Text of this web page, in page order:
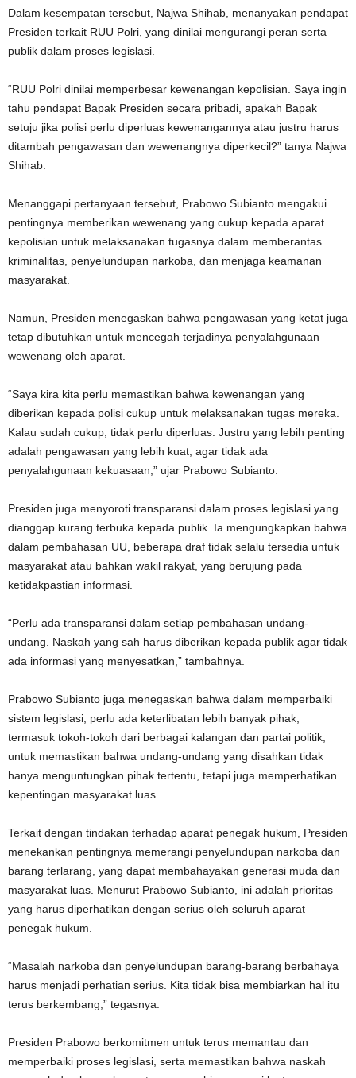
Dalam kesempatan tersebut, Najwa Shihab, menanyakan pendapat
Presiden terkait RUU Polri, yang dinilai mengurangi peran serta
publik dalam proses legislasi.
“RUU Polri dinilai memperbesar kewenangan kepolisian. Saya ingin
tahu pendapat Bapak Presiden secara pribadi, apakah Bapak
setuju jika polisi perlu diperluas kewenangannya atau justru harus
ditambah pengawasan dan wewenangnya diperkecil?” tanya Najwa
Shihab.
Menanggapi pertanyaan tersebut, Prabowo Subianto mengakui
pentingnya memberikan wewenang yang cukup kepada aparat
kepolisian untuk melaksanakan tugasnya dalam memberantas
kriminalitas, penyelundupan narkoba, dan menjaga keamanan
masyarakat.
Namun, Presiden menegaskan bahwa pengawasan yang ketat juga
tetap dibutuhkan untuk mencegah terjadinya penyalahgunaan
wewenang oleh aparat.
“Saya kira kita perlu memastikan bahwa kewenangan yang
diberikan kepada polisi cukup untuk melaksanakan tugas mereka.
Kalau sudah cukup, tidak perlu diperluas. Justru yang lebih penting
adalah pengawasan yang lebih kuat, agar tidak ada
penyalahgunaan kekuasaan,” ujar Prabowo Subianto.
Presiden juga menyoroti transparansi dalam proses legislasi yang
dianggap kurang terbuka kepada publik. Ia mengungkapkan bahwa
dalam pembahasan UU, beberapa draf tidak selalu tersedia untuk
masyarakat atau bahkan wakil rakyat, yang berujung pada
ketidakpastian informasi.
“Perlu ada transparansi dalam setiap pembahasan undang-
undang. Naskah yang sah harus diberikan kepada publik agar tidak
ada informasi yang menyesatkan,” tambahnya.
Prabowo Subianto juga menegaskan bahwa dalam memperbaiki
sistem legislasi, perlu ada keterlibatan lebih banyak pihak,
termasuk tokoh-tokoh dari berbagai kalangan dan partai politik,
untuk memastikan bahwa undang-undang yang disahkan tidak
hanya menguntungkan pihak tertentu, tetapi juga memperhatikan
kepentingan masyarakat luas.
Terkait dengan tindakan terhadap aparat penegak hukum, Presiden
menekankan pentingnya memerangi penyelundupan narkoba dan
barang terlarang, yang dapat membahayakan generasi muda dan
masyarakat luas. Menurut Prabowo Subianto, ini adalah prioritas
yang harus diperhatikan dengan serius oleh seluruh aparat
penegak hukum.
“Masalah narkoba dan penyelundupan barang-barang berbahaya
harus menjadi perhatian serius. Kita tidak bisa membiarkan hal itu
terus berkembang,” tegasnya.
Presiden Prabowo berkomitmen untuk terus memantau dan
memperbaiki proses legislasi, serta memastikan bahwa naskah